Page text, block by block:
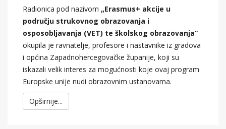
Radionica pod nazivom „Erasmus+ akcije u
području strukovnog obrazovanja i
osposobljavanja (VET) te školskog obrazovanja“
okupila je ravnatelje, profesore i nastavnike iz gradova
i općina Zapadnohercegovačke županije, koji su
iskazali velik interes za mogućnosti koje ovaj program
Europske unije nudi obrazovnim ustanovama.
Opširnije...